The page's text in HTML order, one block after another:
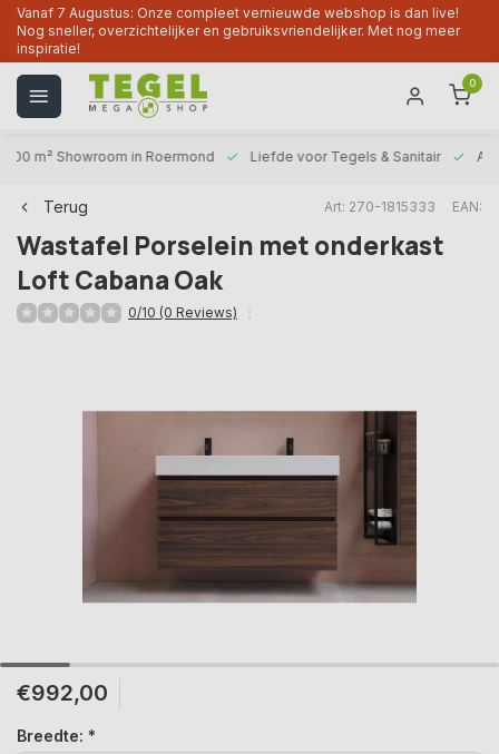
Vanaf 7 Augustus: Onze compleet vernieuwde webshop is dan live!
Nog sneller, overzichtelijker en gebruiksvriendelijker. Met nog meer
inspiratie!
0
m² Showroom in Roermond Liefde voor Tegels & Sanitair
Terug Art: 270-1815333 EAN:
Wastafel Porselein met onderkast
Loft Cabana Oak
0/10 (0 Reviews)
€992,00
Breedte: *